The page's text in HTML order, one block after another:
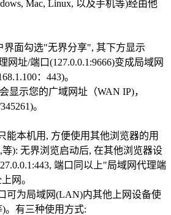
Mac, Linux, 以及手机等)经由他
界面勾选"无界分享", 其下方显示
址/端口(127.0.0.1:9666)变成局域网
：443)。
显示您的广域网址（WAN IP)，
。
能本机用, 方便使用其他浏览器的用
): 无界浏览启动后, 在其他浏览器设
端口同以上"局域网代理端
网。
可为局域网(LAN)内其他上网设备使
。有三种使用方式: